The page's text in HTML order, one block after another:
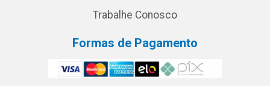
Trabalhe Conosco
Formas de Pagamento